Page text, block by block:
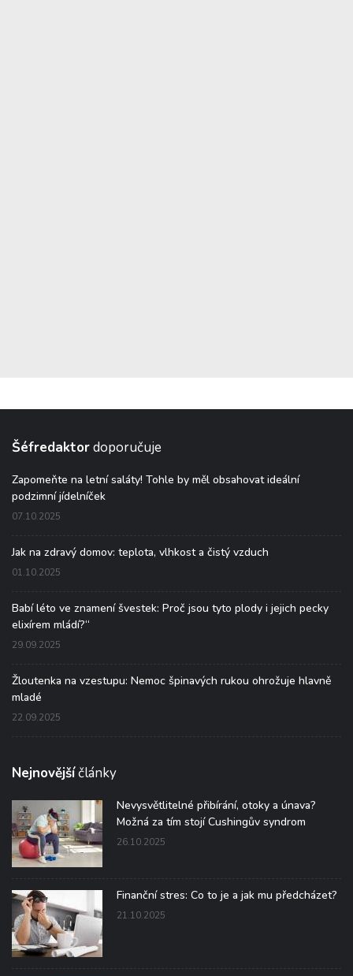
Šéfredaktordoporučuje
Zapomeňte na letní saláty! Tohle by měl obsahovat ideální
podzimní jídelníček
07.10.2025
Jak na zdravý domov: teplota, vlhkost a čistý vzduch
01.10.2025
Babí léto ve znamení švestek: Proč jsou tyto plody i jejich pecky
elixírem mládí?“
29.09.2025
Žloutenka na vzestupu: Nemoc špinavých rukou ohrožuje hlavně
mladé
22.09.2025
Nejnovějšíčlánky
Nevysvětlitelné přibírání, otoky a únava?
Možná za tím stojí Cushingův syndrom
26.10.2025
Finanční stres: Co to je a jak mu předcházet?
21.10.2025